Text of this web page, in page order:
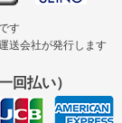
す
送会社が発行します
回払い）